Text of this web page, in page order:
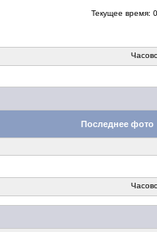
Текущее время:
Последнее фото